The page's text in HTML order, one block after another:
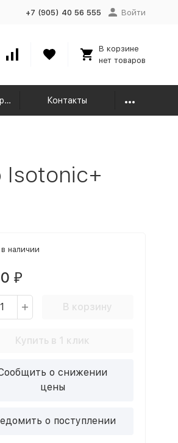
+7 (905) 40 56 555 Войти
В корзине
нет товаров
Подарочные карты Контакты
Isotonic+
наличии
₽
В корзину
Купить в 1 клик
о снижении
цены
о поступлении